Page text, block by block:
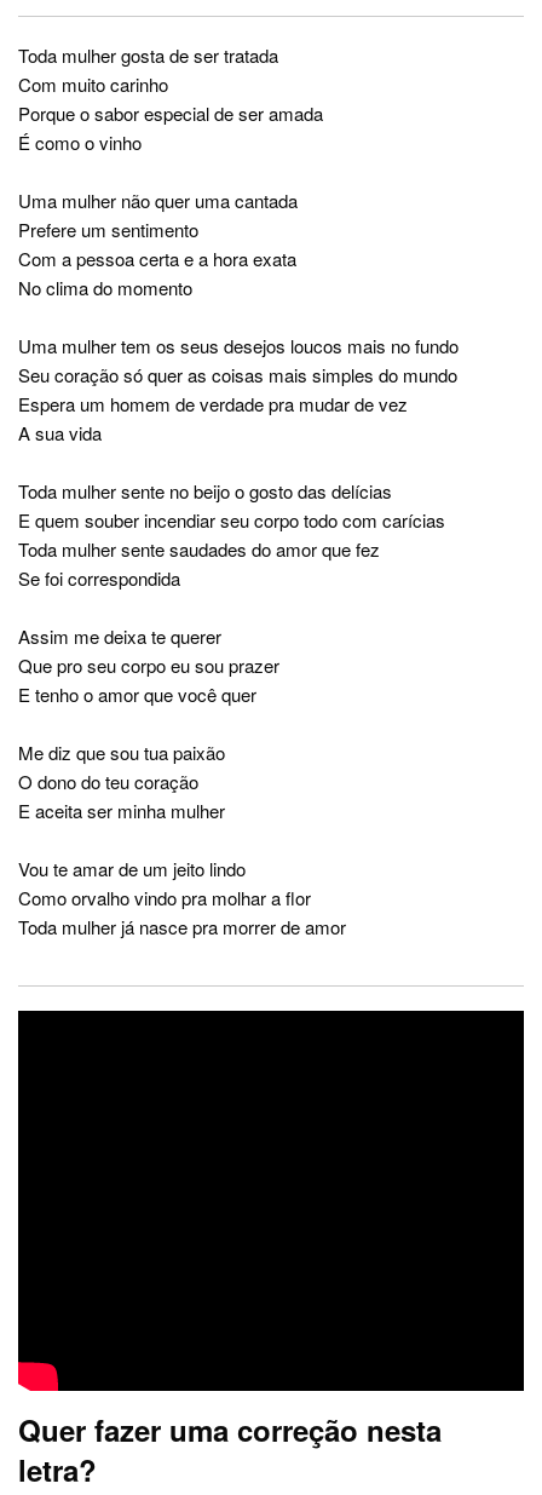
Toda mulher gosta de ser tratada
Com muito carinho
Porque o sabor especial de ser amada
É como o vinho
Uma mulher não quer uma cantada
Prefere um sentimento
Com a pessoa certa e a hora exata
No clima do momento
Uma mulher tem os seus desejos loucos mais no fundo
Seu coração só quer as coisas mais simples do mundo
Espera um homem de verdade pra mudar de vez
A sua vida
Toda mulher sente no beijo o gosto das delícias
E quem souber incendiar seu corpo todo com carícias
Toda mulher sente saudades do amor que fez
Se foi correspondida
Assim me deixa te querer
Que pro seu corpo eu sou prazer
E tenho o amor que você quer
Me diz que sou tua paixão
O dono do teu coração
E aceita ser minha mulher
Vou te amar de um jeito lindo
Como orvalho vindo pra molhar a flor
Toda mulher já nasce pra morrer de amor
Quer fazer uma correção nesta
letra?